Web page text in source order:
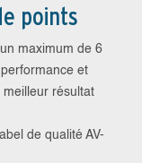
points
maximum de 6
et
meilleur résultat
de qualité AV-